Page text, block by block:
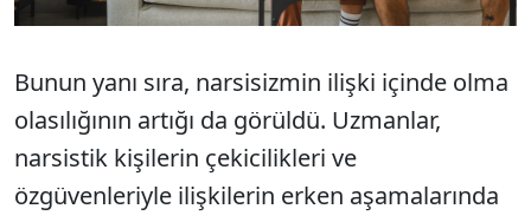
Bunun yanı sıra, narsisizmin ilişki içinde olma
olasılığının artığı da görüldü. Uzmanlar,
narsistik kişilerin çekicilikleri ve
özgüvenleriyle ilişkilerin erken aşamalarında